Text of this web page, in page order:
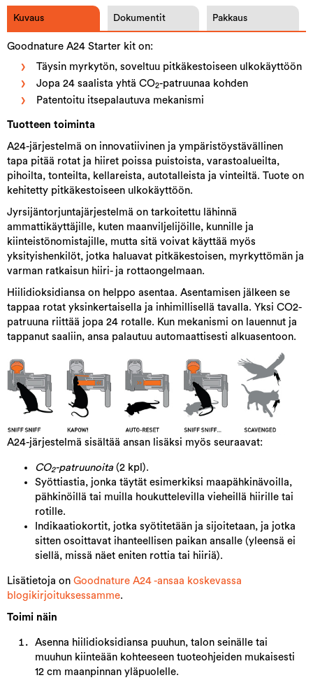
Kuvaus Dokumentit Pakkaus
Goodnature A24 Starter kit on:
Täysin myrkytön, soveltuu pitkäkestoiseen ulkokäyttöön
Jopa 24 saalista yhtä CO2-patruunaa kohden
Patentoitu itsepalautuva mekanismi
Tuotteen toiminta
A24-järjestelmä on innovatiivinen ja ympäristöystävällinen
tapa pitää rotat ja hiiret poissa puistoista, varastoalueilta,
pihoilta, tonteilta, kellareista, autotalleista ja vinteiltä. Tuote on
kehitetty pitkäkestoiseen ulkokäyttöön.
Jyrsijäntorjuntajärjestelmä on tarkoitettu lähinnä
ammattikäyttäjille, kuten maanviljelijöille, kunnille ja
kiinteistönomistajille, mutta sitä voivat käyttää myös
yksityishenkilöt, jotka haluavat pitkäkestoisen, myrkyttömän ja
varman ratkaisun hiiri- ja rottaongelmaan.
Hiilidioksidiansa on helppo asentaa. Asentamisen jälkeen se
tappaa rotat yksinkertaisella ja inhimillisellä tavalla. Yksi CO2-
patruuna riittää jopa 24 rotalle. Kun mekanismi on lauennut ja
tappanut saaliin, ansa palautuu automaattisesti alkuasentoon.
A24-järjestelmä sisältää ansan lisäksi myös seuraavat:
CO2-patruunoita (2 kpl).
Syöttiastia, jonka täytät esimerkiksi maapähkinävoilla,
pähkinöillä tai muilla houkuttelevilla vieheillä hiirille tai
rotille.
Indikaatiokortit, jotka syötitetään ja sijoitetaan, ja jotka
sitten osoittavat ihanteellisen paikan ansalle (yleensä ei
siellä, missä näet eniten rottia tai hiiriä).
Lisätietoja on Goodnature A24 -ansaa koskevassa
blogikirjoituksessamme.
Toimi näin
Asenna hiilidioksidiansa puuhun, talon seinälle tai
muuhun kiinteään kohteeseen tuoteohjeiden mukaisesti
12 cm maanpinnan yläpuolelle.